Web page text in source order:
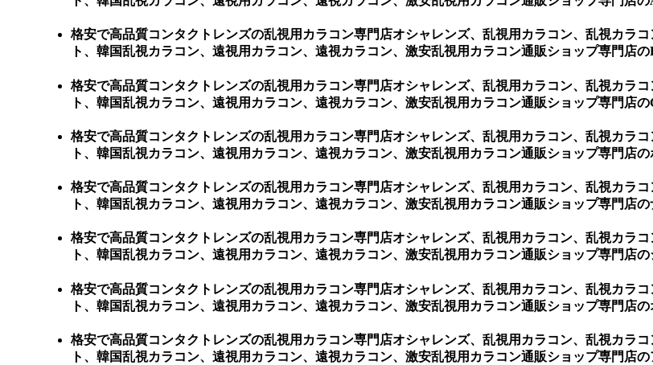
格安で高品質コンタクトレンズの乱視用カラコン専門店オシャレンズ、乱視用カラコン、乱視カラ
ト、韓国乱視カラコン、遠視用カラコン、遠視カラコン、激安乱視用カラコン通販ショップ専門店
格安で高品質コンタクトレンズの乱視用カラコン専門店オシャレンズ、乱視用カラコン、乱視カラ
ト、韓国乱視カラコン、遠視用カラコン、遠視カラコン、激安乱視用カラコン通販ショップ専門店
格安で高品質コンタクトレンズの乱視用カラコン専門店オシャレンズ、乱視用カラコン、乱視カラ
ト、韓国乱視カラコン、遠視用カラコン、遠視カラコン、激安乱視用カラコン通販ショップ専門店
格安で高品質コンタクトレンズの乱視用カラコン専門店オシャレンズ、乱視用カラコン、乱視カラ
ト、韓国乱視カラコン、遠視用カラコン、遠視カラコン、激安乱視用カラコン通販ショップ専門店
格安で高品質コンタクトレンズの乱視用カラコン専門店オシャレンズ、乱視用カラコン、乱視カラ
ト、韓国乱視カラコン、遠視用カラコン、遠視カラコン、激安乱視用カラコン通販ショップ専門店
格安で高品質コンタクトレンズの乱視用カラコン専門店オシャレンズ、乱視用カラコン、乱視カラ
ト、韓国乱視カラコン、遠視用カラコン、遠視カラコン、激安乱視用カラコン通販ショップ専門店
格安で高品質コンタクトレンズの乱視用カラコン専門店オシャレンズ、乱視用カラコン、乱視カラ
ト、韓国乱視カラコン、遠視用カラコン、遠視カラコン、激安乱視用カラコン通販ショップ専門店